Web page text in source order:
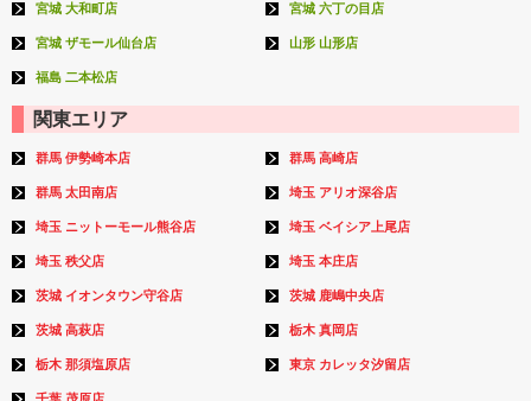
宮城 大和町店 宮城 六丁の目店
宮城 ザモール仙台店 山形 山形店
福島 二本松店
関東エリア
群馬 伊勢崎本店 群馬 高崎店
群馬 太田南店 埼玉 アリオ深谷店
埼玉 ニットーモール熊谷店 埼玉 ベイシア上尾店
埼玉 秩父店 埼玉 本庄店
茨城 イオンタウン守谷店 茨城 鹿嶋中央店
茨城 高萩店 栃木 真岡店
栃木 那須塩原店 東京 カレッタ汐留店